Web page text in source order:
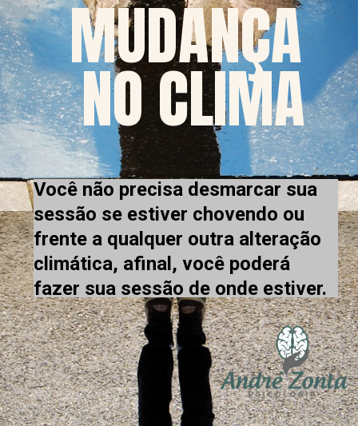
MUDANÇA
NO CLIMA
Você não precisa desmarcar sua
sessão se estiver chovendo ou
frente a qualquer outra alteração
climática, afinal, você poderá
fazer sua sessão de onde estiver.